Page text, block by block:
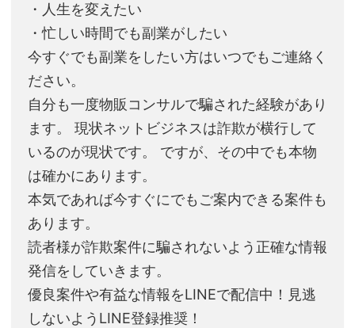
・人生を変えたい
・忙しい時間でも副業がしたい
今すぐでも副業をしたい方はいつでもご連絡く
ださい。
自分も一度物販コンサルで騙された経験があり
ます。 現状ネットビジネスは詐欺が横行して
いるのが現状です。 ですが、その中でも本物
は確かにあります。
本気であれば今すぐにでもご案内できる案件も
あります。
読者様が詐欺案件に騙されないよう正確な情報
発信をしていきます。
優良案件や有益な情報をLINEで配信中！見逃
しないようLINE登録推奨！